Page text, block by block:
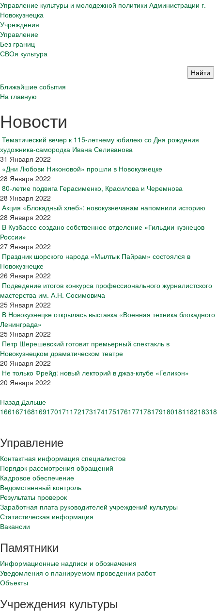
Управление культуры и молодежной политики Администрации г.
Новокузнецка
Учреждения
Управление
Без границ
СВОя культура
Ближайшие события
На главную
Новости
Тематический вечер к 115-летнему юбилею со Дня рождения
художника-самородка Ивана Селиванова
31 Января 2022
«Дни Любови Никоновой» прошли в Новокузнецке
28 Января 2022
80-летие подвига Герасименко, Красилова и Черемнова
28 Января 2022
Акция «Блокадный хлеб»: новокузнечанам напомнили историю
28 Января 2022
В Кузбассе создано собственное отделение «Гильдии кузнецов
России»
27 Января 2022
Праздник шорского народа «Мылтык Пайрам» состоялся в
Новокузнецке
26 Января 2022
Подведение итогов конкурса профессионального журналистского
мастерства им. А.Н. Сосимовича
25 Января 2022
В Новокузнецке открылась выставка «Военная техника блокадного
Ленинграда»
25 Января 2022
Петр Шерешевский готовит премьерный спектакль в
Новокузнецком драматическом театре
20 Января 2022
Не только Фрейд: новый лекторий в джаз-клубе «Геликон»
20 Января 2022
Назад Дальше
166167168169170171 172173174175176177178179180181 182183
Управление
Контактная информация специалистов
Порядок рассмотрения обращений
Кадровое обеспечение
Ведомственный контроль
Результаты проверок
Заработная плата руководителей учреждений культуры
Статистическая информация
Вакансии
Памятники
Информационные надписи и обозначения
Уведомления о планируемом проведении работ
Объекты
Учреждения культуры